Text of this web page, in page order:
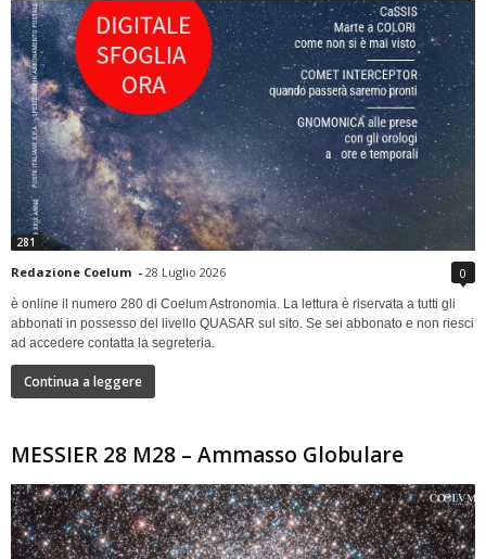
281
Redazione Coelum - 28 Luglio 2026 0
è online il numero 280 di Coelum Astronomia. La lettura è riservata a tutti gli
abbonati in possesso del livello QUASAR sul sito. Se sei abbonato e non riesci
ad accedere contatta la segreteria.
Continua a leggere
MESSIER 28 M28 – Ammasso Globulare